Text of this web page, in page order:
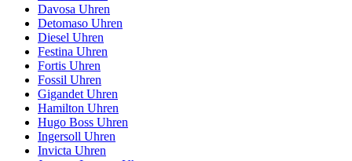
Davosa Uhren
Detomaso Uhren
Diesel Uhren
Festina Uhren
Fortis Uhren
Fossil Uhren
Gigandet Uhren
Hamilton Uhren
Hugo Boss Uhren
Ingersoll Uhren
Invicta Uhren